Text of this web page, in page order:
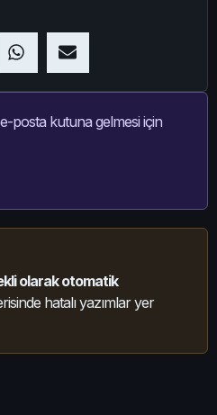
posta kutuna gelmesi için
olarak otomatik
hatalı yazımlar yer